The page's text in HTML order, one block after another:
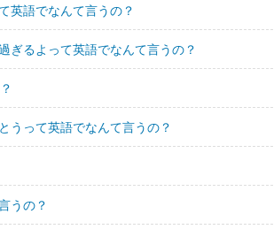
英語でなんて言うの？
ぎるよって英語でなんて言うの？
うって英語でなんて言うの？
うの？